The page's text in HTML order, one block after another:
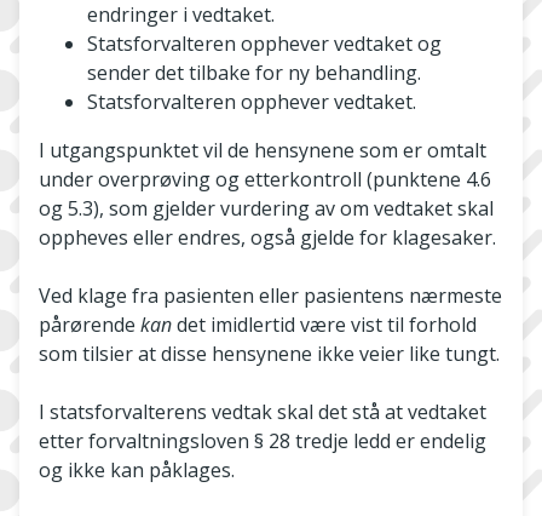
endringer i vedtaket.
Statsforvalteren opphever vedtaket og
sender det tilbake for ny behandling.
Statsforvalteren opphever vedtaket.
I utgangspunktet vil de hensynene som er omtalt
under overprøving og etterkontroll (punktene 4.6
og 5.3), som gjelder vurdering av om vedtaket skal
oppheves eller endres, også gjelde for klagesaker.
Ved klage fra pasienten eller pasientens nærmeste
pårørende kandet imidlertid være vist til forhold
som tilsier at disse hensynene ikke veier like tungt.
I statsforvalterens vedtak skal det stå at vedtaket
etter forvaltningsloven § 28 tredje ledd er endelig
og ikke kan påklages.